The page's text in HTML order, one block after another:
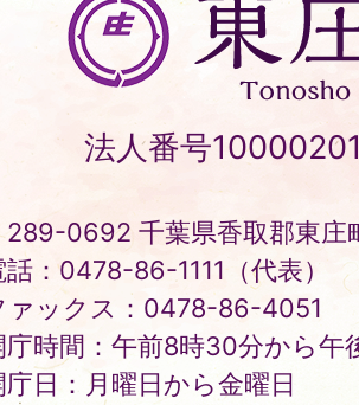
庄
町
Tonosho
Town
法人番号
289-0692 千葉県香取郡東庄
話：0478-86-1111（代表）
ァックス：0478-86-4051
庁時間：午前8時30分から午
庁日：月曜日から金曜日